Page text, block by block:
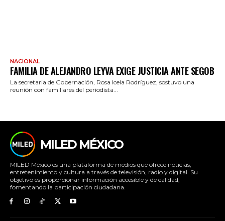
NACIONAL
FAMILIA DE ALEJANDRO LEYVA EXIGE JUSTICIA ANTE SEGOB
La secretaria de Gobernación, Rosa Icela Rodríguez, sostuvo una
reunión con familiares del periodista...
MILED MÉXICO
MILED México es una plataforma de medios que ofrece noticias,
entretenimiento y cultura a través de televisión, radio y digital. Su
objetivo es proporcionar información accesible y de calidad,
fomentando la participación ciudadana.